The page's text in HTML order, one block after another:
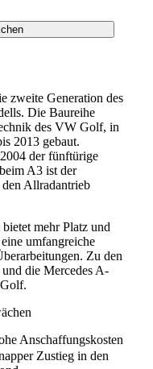
zweite Generation des
Die Baureihe
des VW Golf, in
2013 gebaut.
der fünftürige
A3 ist der
Allradantrieb
mehr Platz und
umfangreiche
Zu den
die Mercedes A-
Anschaffungskosten
Zustieg in den